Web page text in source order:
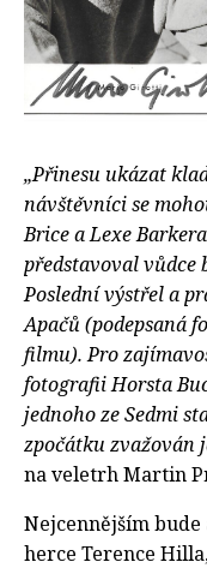
„Přinesu ukázat
návštěvníci se
Brice a Lexe
představoval vůdce
Poslední výstřel a
Apačů (podepsaná
filmu). Pro
fotografii Horsta
jednoho ze Sedmi
zpočátku zvažován
na veletrh Martin
Nejcennějším bude
herce Terence